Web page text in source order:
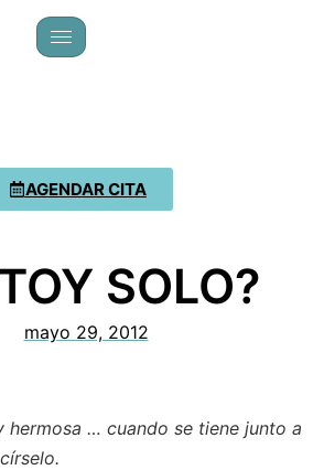
AGENDAR CITA
SOLO?
mayo 29, 2012
hermosa … cuando se tiene junto a